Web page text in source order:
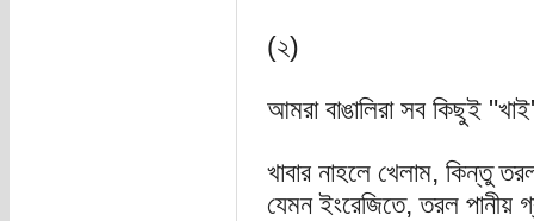
(২)
আমরা বাঙালিরা সব কিছুই
খাবার নাহলে খেলাম, কিন্তু
যেমন ইংরেজিতে, তরল পানীয়